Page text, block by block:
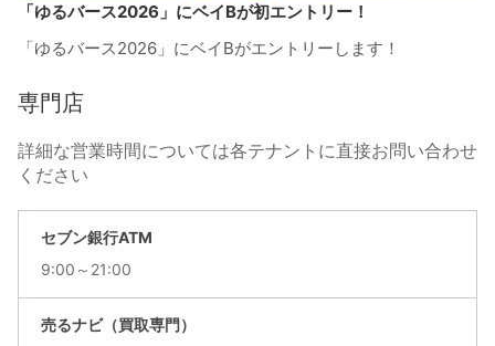
「ゆるバース2026」にベイBが初エントリー！
「ゆるバース2026」にベイBがエントリーします！
専門店
詳細な営業時間については各テナントに直接お問い合わせ
ください
セブン銀行ATM
9:00～21:00
売るナビ（買取専門）